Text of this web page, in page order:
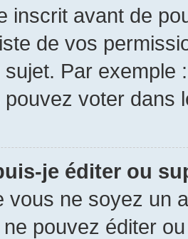
inscrit avant de
de vos
Par exemple
voter dans
je éditer ou
vous ne soyez un
pouvez éditer